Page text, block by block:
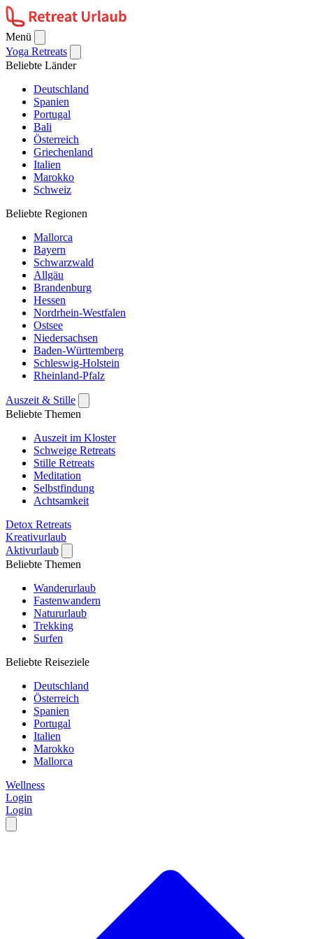
Menü
Yoga Retreats
Beliebte Länder
Deutschland
Spanien
Portugal
Bali
Österreich
Griechenland
Italien
Marokko
Schweiz
Beliebte Regionen
Mallorca
Bayern
Schwarzwald
Allgäu
Brandenburg
Hessen
Nordrhein-Westfalen
Ostsee
Niedersachsen
Baden-Württemberg
Schleswig-Holstein
Rheinland-Pfalz
Auszeit & Stille
Beliebte Themen
Auszeit im Kloster
Schweige Retreats
Stille Retreats
Meditation
Selbstfindung
Achtsamkeit
Detox Retreats
Kreativurlaub
Aktivurlaub
Beliebte Themen
Wanderurlaub
Fastenwandern
Natururlaub
Trekking
Surfen
Beliebte Reiseziele
Deutschland
Österreich
Spanien
Portugal
Italien
Marokko
Mallorca
Wellness
Login
Login